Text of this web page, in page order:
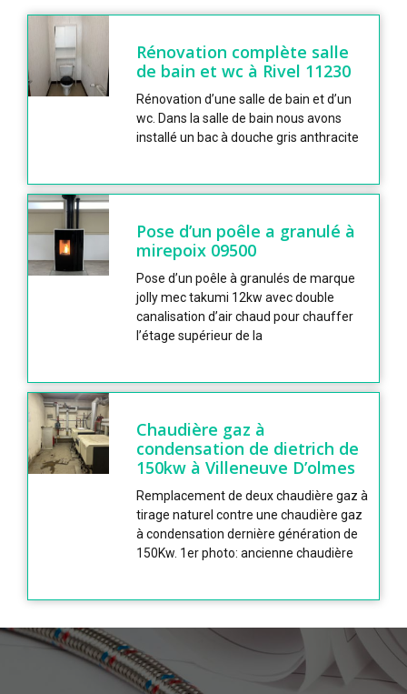
Rénovation complète salle
de bain et wc à Rivel 11230
Rénovation d’une salle de bain et d’un
wc. Dans la salle de bain nous avons
installé un bac à douche gris anthracite
Pose d’un poêle a granulé à
mirepoix 09500
Pose d’un poêle à granulés de marque
jolly mec takumi 12kw avec double
canalisation d’air chaud pour chauffer
l’étage supérieur de la
Chaudière gaz à
condensation de dietrich de
150kw à Villeneuve D’olmes
Remplacement de deux chaudière gaz à
tirage naturel contre une chaudière gaz
à condensation dernière génération de
150Kw. 1er photo: ancienne chaudière